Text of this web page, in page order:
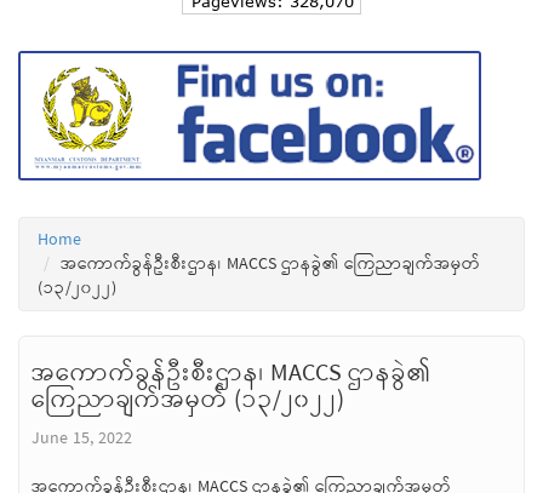
Home
အကောက်ခွန်ဦးစီးဌာန၊ MACCS ဌာနခွဲ၏ ကြေညာချက်အမှတ်
(၁၃/၂၀၂၂)
အကောက်ခွန်ဦးစီးဌာန၊ MACCS ဌာနခွဲ၏
ကြေညာချက်အမှတ် (၁၃/၂၀၂၂)
June 15, 2022
အကောက်ခွန်ဦးစီးဌာန၊ MACCS ဌာနခွဲ၏ ကြေညာချက်အမှတ်